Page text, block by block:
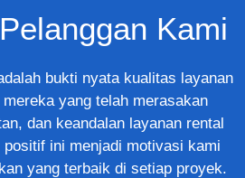
Kami
bukti nyata kualitas layanan
yang telah merasakan
dan keandalan layanan rental
ini menjadi motivasi kami
yang terbaik di setiap proyek.